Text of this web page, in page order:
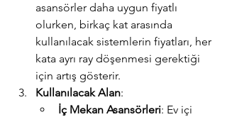
asansörler daha uygun fiyatlı
olurken, birkaç kat arasında
kullanılacak sistemlerin fiyatları, her
kata ayrı ray döşenmesi gerektiği
için artış gösterir.
Kullanılacak Alan:
İç Mekan Asansörleri: Ev içi